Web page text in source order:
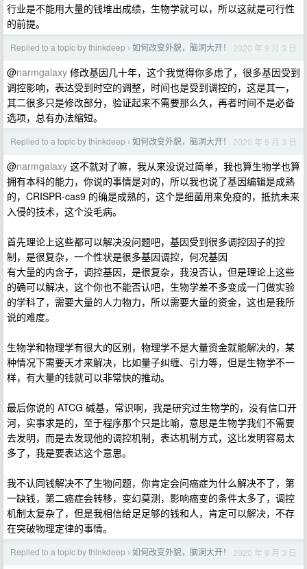
行业是不能用大量的钱堆出成绩，生物学就可以，所以这就是可行性
的前提。
Replied to a topic by thinkdeep › 如何改变外貌，脑洞大开！ 2020 年 9 月 3 日
@narmgalaxy 修改基因几十年，这个我觉得你多虑了，很多基因受到
调控影响，表达受到时空的调整，时间也是受到调控的，这是其一，
其二很多只是修改部分，验证起来不需要那么久，再者时间不是必备
选项，总有办法缩短。
Replied to a topic by thinkdeep › 如何改变外貌，脑洞大开！ 2020 年 9 月 3 日
@narmgalaxy 这不就对了嘛，我从来没说过简单，我也算生物学也算
拥有本科的能力，你说的事情是对的，所以我也说了基因编辑是成熟
的，CRISPR-cas9 的确是成熟的，这个是细菌用来免疫的，抵抗未来
入侵的技术，这个没毛病。
首先理论上这些都可以解决没问题吧，基因受到很多调控因子的控
制，是很复杂，一个性状是很多基因调控，何况基因
有大量的内含子，调控基因，是很复杂，我没否认，但是理论上这些
的确可以解决，这个你也不能否认吧，生物学差不多变成一门做实验
的学科了，需要大量的人力物力，所以需要大量的资金，这也是我所
说的难度。
生物学和物理学有很大的区别，物理学不是大量资金就能解决的，某
种情况下需要天才来解决，比如量子纠缠、引力等，但是生物学不一
样，有大量的钱就可以非常快的推动。
最后你说的 ATCG 碱基，常识啊，我是研究过生物学的，没有信口开
河，实事求是的，至于程序那个只是比喻，意思是生物学我们不需要
去发明，而是去发现他的调控机制，表达机制方式，这比发明容易太
多了，我是要表达这个意思。
我不认同钱解决不了生物问题，你肯定会问癌症为什么解决不了，第
一缺钱，第二癌症会转移，变幻莫测，影响癌变的条件太多了，调控
机制太复杂了，但是我相信给足足够的钱和人，肯定可以解决，不存
在突破物理定律的事情。
Replied to a topic by thinkdeep › 如何改变外貌，脑洞大开！ 2020 年 9 月 3 日